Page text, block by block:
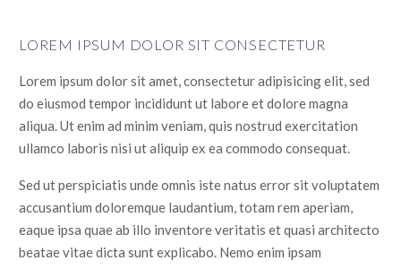
LOREM IPSUM DOLOR SIT CONSECTETUR
Lorem ipsum dolor sit amet, consectetur adipisicing elit, sed
do eiusmod tempor incididunt ut labore et dolore magna
aliqua. Ut enim ad minim veniam, quis nostrud exercitation
ullamco laboris nisi ut aliquip ex ea commodo consequat.
Sed ut perspiciatis unde omnis iste natus error sit voluptatem
accusantium doloremque laudantium, totam rem aperiam,
eaque ipsa quae ab illo inventore veritatis et quasi architecto
beatae vitae dicta sunt explicabo. Nemo enim ipsam